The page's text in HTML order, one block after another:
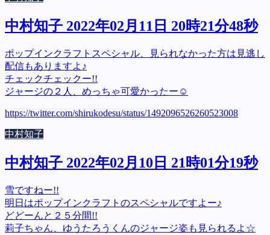
中村知子 2022年02月11日 20時21分48秒
ポップインクラフトスペシャル、見られなかった方は見逃し
配信もありますよ♪
チェックチェックー!!
ジャージの２人、めっちゃ可愛かったー☺️
https://twitter.com/shirukodesu/status/1492096526260523008
中村知子
中村知子 2022年02月10日 21時01分19秒
雪ですねー!!
明日はポップインクラフトのスペシャルですよー♪
どどーんと２５分間!!
莉子ちゃん、ゆうたろうくんのジャージ姿も見られるよ☆